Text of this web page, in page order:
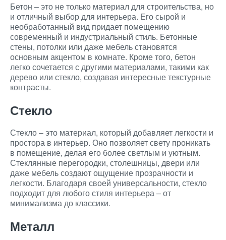
Бетон – это не только материал для строительства, но
и отличный выбор для интерьера. Его сырой и
необработанный вид придает помещению
современный и индустриальный стиль. Бетонные
стены, потолки или даже мебель становятся
основным акцентом в комнате. Кроме того, бетон
легко сочетается с другими материалами, такими как
дерево или стекло, создавая интересные текстурные
контрасты.
Стекло
Стекло – это материал, который добавляет легкости и
простора в интерьер. Оно позволяет свету проникать
в помещение, делая его более светлым и уютным.
Стеклянные перегородки, столешницы, двери или
даже мебель создают ощущение прозрачности и
легкости. Благодаря своей универсальности, стекло
подходит для любого стиля интерьера – от
минимализма до классики.
Металл